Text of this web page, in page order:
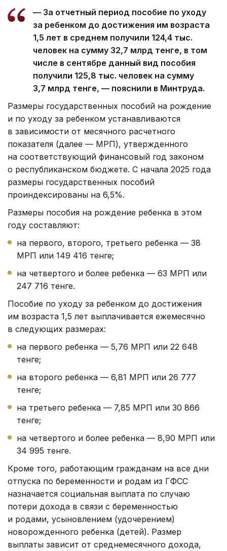
— За отчетный период пособие по уходу
за ребенком до достижения им возраста
1,5 лет в среднем получили 124,4 тыс.
человек на сумму 32,7 млрд тенге, в том
числе в сентябре данный вид пособия
получили 125,8 тыс. человек на сумму
3,7 млрд тенге, — пояснили в Минтруда.
Размеры государственных пособий на рождение
и по уходу за ребенком устанавливаются
в зависимости от месячного расчетного
показателя (далее — МРП), утвержденного
на соответствующий финансовый год законом
о республиканском бюджете. С начала 2025 года
размеры государственных пособий
проиндексированы на 6,5%.
Размеры пособия на рождение ребенка в этом
году составляют:
на первого, второго, третьего ребенка — 38
МРП или 149 416 тенге;
на четвертого и более ребенка — 63 МРП или
247 716 тенге.
Пособие по уходу за ребенком до достижения
им возраста 1,5 лет выплачивается ежемесячно
в следующих размерах:
на первого ребенка — 5,76 МРП или 22 648
тенге;
на второго ребенка — 6,81 МРП или 26 777
тенге;
на третьего ребенка — 7,85 МРП или 30 866
тенге;
на четвертого и более ребенка — 8,90 МРП или
34 995 тенге.
Кроме того, работающим гражданам на все дни
отпуска по беременности и родам из ГФСС
назначается социальная выплата по случаю
потери дохода в связи с беременностью
и родами, усыновлением (удочерением)
новорожденного ребенка (детей). Размер
выплаты зависит от среднемесячного дохода,